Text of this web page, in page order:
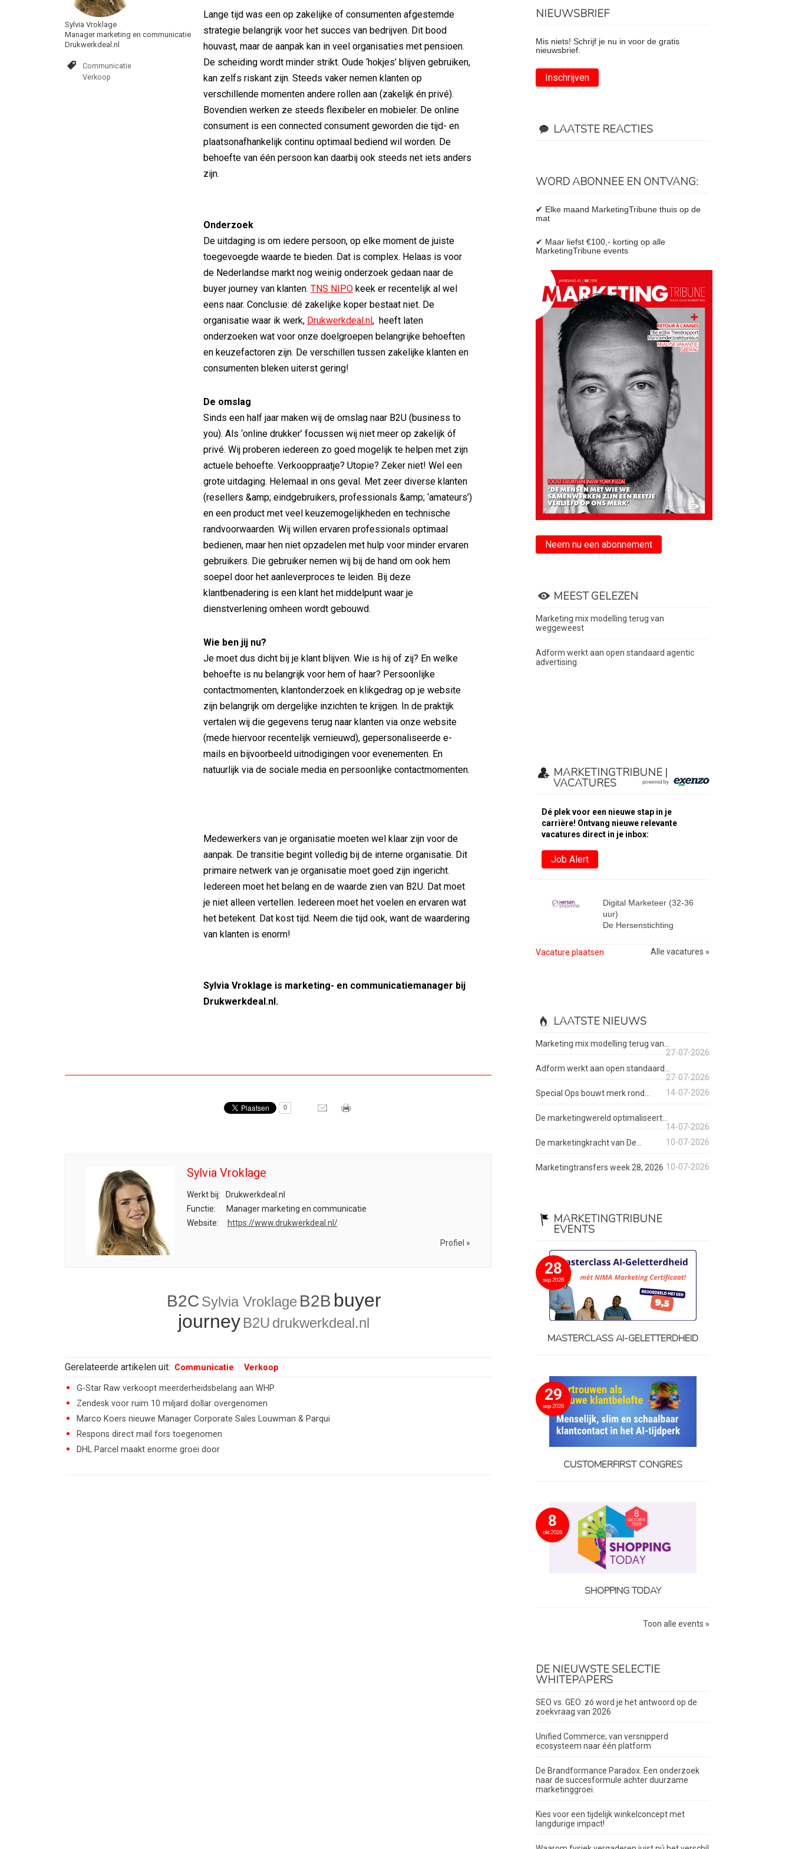
Sylvia Vroklage
Manager marketing en communicatie
Drukwerkdeal.nl
Communicatie
Verkoop
Lange tijd was een op zakelijke of consumenten afgestemde
strategie belangrijk voor het succes van bedrijven. Dit bood
houvast, maar de aanpak kan in veel organisaties met pensioen.
De scheiding wordt minder strikt. Oude ‘hokjes’ blijven gebruiken,
kan zelfs riskant zijn. Steeds vaker nemen klanten op
verschillende momenten andere rollen aan (zakelijk én privé).
Bovendien werken ze steeds flexibeler en mobieler. De online
consument is een connected consument geworden die tijd- en
plaatsonafhankelijk continu optimaal bediend wil worden. De
behoefte van één persoon kan daarbij ook steeds net iets anders
zijn.
Onderzoek
De uitdaging is om iedere persoon, op elke moment de juiste
toegevoegde waarde te bieden. Dat is complex. Helaas is voor
de Nederlandse markt nog weinig onderzoek gedaan naar de
buyer journey van klanten. TNS NIPO keek er recentelijk al wel
eens naar. Conclusie: dé zakelijke koper bestaat niet. De
organisatie waar ik werk, Drukwerkdeal.nl, heeft laten
onderzoeken wat voor onze doelgroepen belangrijke behoeften
en keuzefactoren zijn. De verschillen tussen zakelijke klanten en
consumenten bleken uiterst gering!
De omslag
Sinds een half jaar maken wij de omslag naar B2U (business to
you). Als ‘online drukker’ focussen wij niet meer op zakelijk óf
privé. Wij proberen iedereen zo goed mogelijk te helpen met zijn
actuele behoefte. Verkooppraatje? Utopie? Zeker niet! Wel een
grote uitdaging. Helemaal in ons geval. Met zeer diverse klanten
(resellers &amp; eindgebruikers, professionals &amp; ‘amateurs’)
en een product met veel keuzemogelijkheden en technische
randvoorwaarden. Wij willen ervaren professionals optimaal
bedienen, maar hen niet opzadelen met hulp voor minder ervaren
gebruikers. Die gebruiker nemen wij bij de hand om ook hem
soepel door het aanleverproces te leiden. Bij deze
klantbenadering is een klant het middelpunt waar je
dienstverlening omheen wordt gebouwd.
Wie ben jij nu?
Je moet dus dicht bij je klant blijven. Wie is hij of zij? En welke
behoefte is nu belangrijk voor hem of haar? Persoonlijke
contactmomenten, klantonderzoek en klikgedrag op je website
zijn belangrijk om dergelijke inzichten te krijgen. In de praktijk
vertalen wij die gegevens terug naar klanten via onze website
(mede hiervoor recentelijk vernieuwd), gepersonaliseerde e-
mails en bijvoorbeeld uitnodigingen voor evenementen. En
natuurlijk via de sociale media en persoonlijke contactmomenten.
Medewerkers van je organisatie moeten wel klaar zijn voor de
aanpak. De transitie begint volledig bij de interne organisatie. Dit
primaire netwerk van je organisatie moet goed zijn ingericht.
Iedereen moet het belang en de waarde zien van B2U. Dat moet
je niet alleen vertellen. Iedereen moet het voelen en ervaren wat
het betekent. Dat kost tijd. Neem die tijd ook, want de waardering
van klanten is enorm!
Sylvia Vroklage is marketing- en communicatiemanager bij
Drukwerkdeal.nl.
0
Sylvia Vroklage
Werkt bij:
Drukwerkdeal.nl
Functie:
Manager marketing en communicatie
Website:
https://www.drukwerkdeal.nl/
Profiel »
B2C Sylvia Vroklage B2B buyer
journey B2U drukwerkdeal.nl
Gerelateerde artikelen uit: Communicatie Verkoop
G-Star Raw verkoopt meerderheidsbelang aan WHP
Zendesk voor ruim 10 miljard dollar overgenomen
Marco Koers nieuwe Manager Corporate Sales Louwman & Parqui
Respons direct mail fors toegenomen
DHL Parcel maakt enorme groei door
NIEUWSBRIEF
Mis niets! Schrijf je nu in voor de gratis
nieuwsbrief.
Inschrijven
LAATSTE REACTIES
WORD ABONNEE EN ONTVANG:
✔ Elke maand MarketingTribune thuis op de
mat
✔ Maar liefst €100,- korting op alle
MarketingTribune events
Neem nu een abonnement
MEEST GELEZEN
Marketing mix modelling terug van
weggeweest
Adform werkt aan open standaard agentic
advertising
MARKETINGTRIBUNE |
VACATURES
Dé plek voor een nieuwe stap in je
carrière! Ontvang nieuwe relevante
vacatures direct in je inbox:
Job Alert
Digital Marketeer (32-36
uur)
De Hersenstichting
Vacature plaatsen Alle vacatures »
LAATSTE NIEUWS
Marketing mix modelling terug van...
27-07-2026
Adform werkt aan open standaard...
27-07-2026
Special Ops bouwt merk rond...
14-07-2026
De marketingwereld optimaliseert...
14-07-2026
De marketingkracht van De...
10-07-2026
Marketingtransfers week 28, 2026 10-07-2026
MARKETINGTRIBUNE
EVENTS
28
sep 2026
MASTERCLASS AI-GELETTERDHEID
29
sep 2026
CUSTOMERFIRST CONGRES
8
okt 2026
SHOPPING TODAY
Toon alle events »
DE NIEUWSTE SELECTIE
WHITEPAPERS
SEO vs. GEO: zó word je het antwoord op de
zoekvraag van 2026
Unified Commerce; van versnipperd
ecosysteem naar één platform
De Brandformance Paradox. Een onderzoek
naar de succesformule achter duurzame
marketinggroei.
Kies voor een tijdelijk winkelconcept met
langdurige impact!